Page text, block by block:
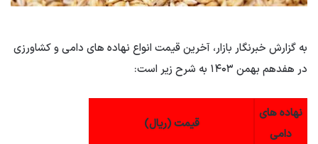
به گزارش خبرنگار بازار، آخرین قیمت انواع نهاده های دامی و کشاورزی
در هفدهم بهمن ۱۴۰۳ به شرح زیر است:
نهاده های
دامی
قیمت (ریال)